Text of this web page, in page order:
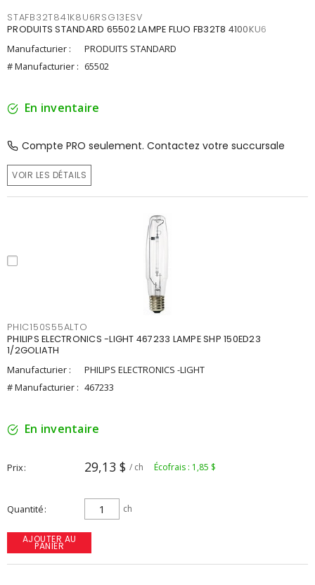
STAFB32T841K8U6RSG13ESV
PRODUITS STANDARD 65502 LAMPE FLUO FB32T8 4100KU6
Manufacturier :
PRODUITS STANDARD
# Manufacturier : 65502
En inventaire
Compte PRO seulement. Contactez votre succursale
VOIR LES DÉTAILS
PHIC150S55ALTO
PHILIPS ELECTRONICS -LIGHT 467233 LAMPE SHP 150ED23
1/2GOLIATH
Manufacturier :
PHILIPS ELECTRONICS -LIGHT
# Manufacturier : 467233
En inventaire
Prix 29,13 $ / ch Écofrais : 1,85 $
Quantité ch
AJOUTER AU
PANIER